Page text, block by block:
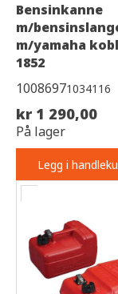
Bensinkanne
m/
m/yamaha
1852
10086971034116
kr 1 290,00
På lager
Legg i